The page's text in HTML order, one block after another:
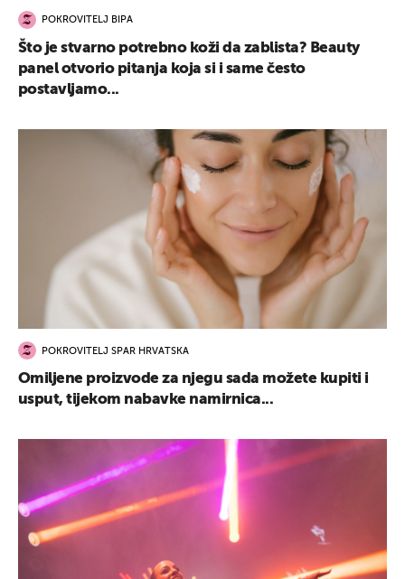
POKROVITELJ BIPA
Što je stvarno potrebno koži da zablista? Beauty
panel otvorio pitanja koja si i same često
postavljamo...
POKROVITELJ SPAR HRVATSKA
Omiljene proizvode za njegu sada možete kupiti i
usput, tijekom nabavke namirnica...